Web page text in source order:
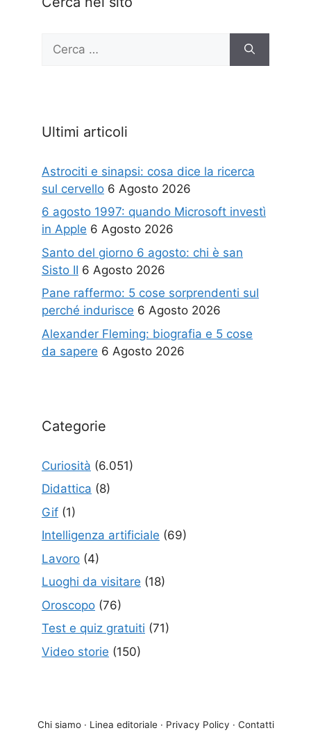
per:
Ultimi articoli
Astrociti e sinapsi: cosa dice la ricerca
sul cervello 6 Agosto 2026
6 agosto 1997: quando Microsoft investì
in Apple 6 Agosto 2026
Santo del giorno 6 agosto: chi è san
Sisto II 6 Agosto 2026
Pane raffermo: 5 cose sorprendenti sul
perché indurisce 6 Agosto 2026
Alexander Fleming: biografia e 5 cose
da sapere 6 Agosto 2026
Categorie
Curiosità (6.051)
Didattica (8)
Gif (1)
Intelligenza artificiale (69)
Lavoro (4)
Luoghi da visitare (18)
Oroscopo (76)
Test e quiz gratuiti (71)
Video storie (150)
Chi siamo · Linea editoriale · Privacy Policy · Contatti